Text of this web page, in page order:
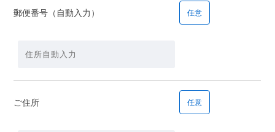
郵便番号（自動入力） 任意
ご住所 任意
毎月の返済の希望額